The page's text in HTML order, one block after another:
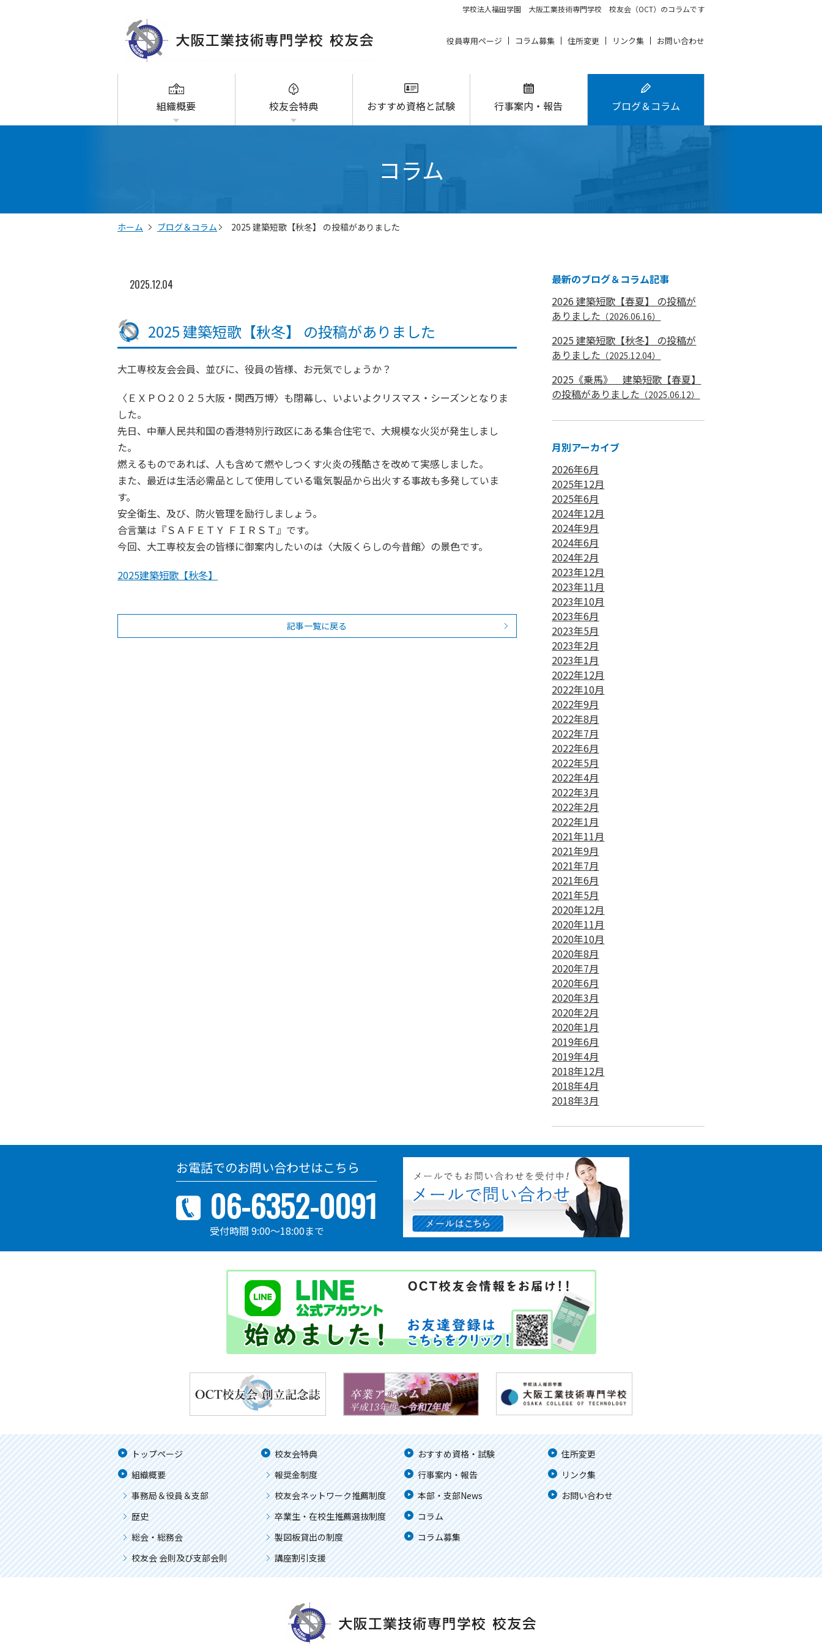
学校法人福田学園 大阪工業技術専門学校 校友会（OCT）のコラムです
役員専用ページ コラム募集 住所変更 リンク集 お問い合わせ
組織概要 校友会特典 おすすめ資格と試験 行事案内・報告 ブログ＆コラム
コラム
ホーム ブログ＆コラム 2025 建築短歌【秋冬】 の投稿がありました
2025.12.04
2025 建築短歌【秋冬】 の投稿がありました
大工専校友会会員、並びに、役員の皆様、お元気でしょうか？
〈ＥＸＰＯ２０２５大阪・関西万博〉も閉幕し、いよいよクリスマス・シーズンとなりま
した。
先日、中華人民共和国の香港特別行政区にある集合住宅で、大規模な火災が発生しまし
た。
燃えるものであれば、人も含めて燃やしつくす火炎の残酷さを改めて実感しました。
また、最近は生活必需品として使用している電気製品から出火する事故も多発していま
す。
安全衛生、及び、防火管理を励行しましょう。
合言葉は『ＳＡＦＥＴＹ ＦＩＲＳＴ』です。
今回、大工専校友会の皆様に御案内したいのは〈大阪くらしの今昔館〉の景色です。
2025建築短歌【秋冬】
記事一覧に戻る
最新のブログ＆コラム記事
2026 建築短歌【春夏】 の投稿が
ありました （2026.06.16）
2025 建築短歌【秋冬】 の投稿が
ありました （2025.12.04）
2025《乗馬》 建築短歌【春夏】
の投稿がありました （2025.06.12）
月別アーカイブ
2026年6月
2025年12月
2025年6月
2024年12月
2024年9月
2024年6月
2024年2月
2023年12月
2023年11月
2023年10月
2023年6月
2023年5月
2023年2月
2023年1月
2022年12月
2022年10月
2022年9月
2022年8月
2022年7月
2022年6月
2022年5月
2022年4月
2022年3月
2022年2月
2022年1月
2021年11月
2021年9月
2021年7月
2021年6月
2021年5月
2020年12月
2020年11月
2020年10月
2020年8月
2020年7月
2020年6月
2020年3月
2020年2月
2020年1月
2019年6月
2019年4月
2018年12月
2018年4月
2018年3月
お電話でのお問い合わせはこちら
06-6352-0091
受付時間 9:00～18:00まで
トップページ
組織概要
事務局＆役員＆支部
歴史
総会・総務会
校友会 会則及び支部会則
校友会特典
報奨金制度
校友会ネットワーク推薦制度
卒業生・在校生推薦選抜制度
製図板貸出の制度
講座割引支援
おすすめ資格・試験
行事案内・報告
本部・支部News
コラム
コラム募集
住所変更
リンク集
お問い合わせ